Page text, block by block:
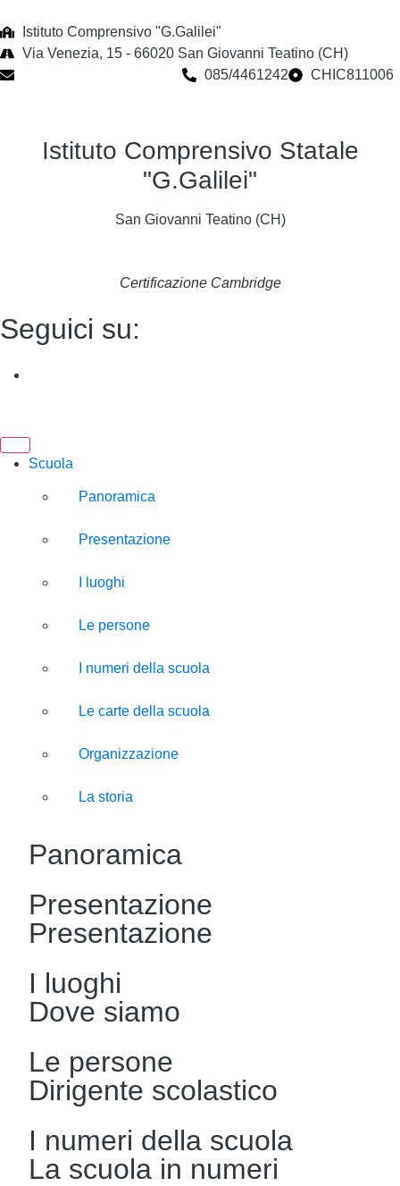
Istituto Comprensivo "G.Galilei"
Via Venezia, 15 - 66020 San Giovanni Teatino (CH)
085/4461242 CHIC811006
Istituto Comprensivo Statale
"G.Galilei"
San Giovanni Teatino (CH)
Certificazione Cambridge
Seguici su:
Scuola
Panoramica
Presentazione
I luoghi
Le persone
I numeri della scuola
Le carte della scuola
Organizzazione
La storia
Panoramica
Presentazione
Presentazione
I luoghi
Dove siamo
Le persone
Dirigente scolastico
I numeri della scuola
La scuola in numeri